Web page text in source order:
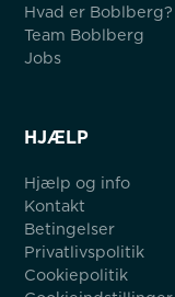
Hvad er Boblberg?
Team Boblberg
Jobs
HJÆLP
Hjælp og info
Kontakt
Betingelser
Privatlivspolitik
Cookiepolitik